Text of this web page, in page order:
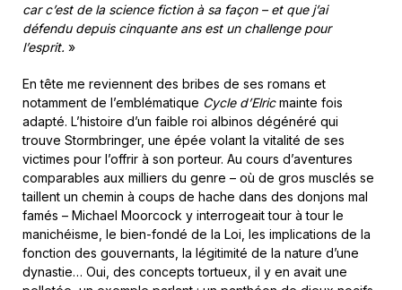
car c’est de la science fiction à sa façon – et que j’ai
défendu depuis cinquante ans est un challenge pour
l’esprit. »
En tête me reviennent des bribes de ses romans et
notamment de l’emblématique Cycle d’Elricmainte fois
adapté. L’histoire d’un faible roi albinos dégénéré qui
trouve Stormbringer, une épée volant la vitalité de ses
victimes pour l’offrir à son porteur. Au cours d’aventures
comparables aux milliers du genre – où de gros musclés se
taillent un chemin à coups de hache dans des donjons mal
famés – Michael Moorcock y interrogeait tour à tour le
manichéisme, le bien-fondé de la Loi, les implications de la
fonction des gouvernants, la légitimité de la nature d’une
dynastie… Oui, des concepts tortueux, il y en avait une